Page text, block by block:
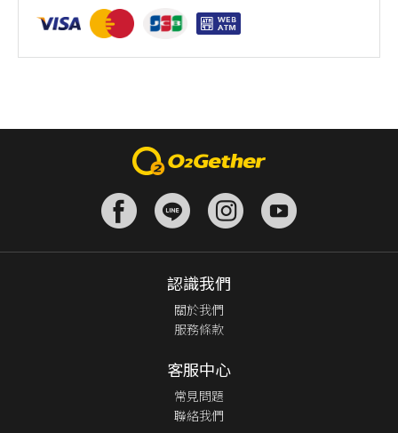
認識我們
關於我們
服務條款
客服中心
常見問題
聯絡我們